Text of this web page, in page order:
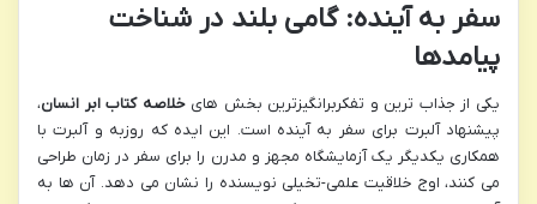
سفر به آینده: گامی بلند در شناخت
پیامدها
یکی از جذاب ترین و تفکربرانگیزترین بخش هایخلاصه کتاب ابر انسان،
پیشنهاد آلبرت برای سفر به آینده است. این ایده که روزبه و آلبرت با
همکاری یکدیگر یک آزمایشگاه مجهز و مدرن را برای سفر در زمان طراحی
می کنند، اوج خلاقیت علمی-تخیلی نویسنده را نشان می دهد. آن ها به